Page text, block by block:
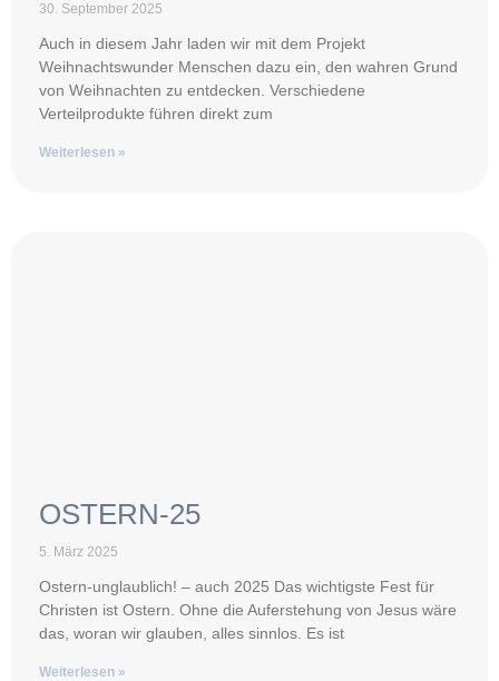
30. September 2025
Auch in diesem Jahr laden wir mit dem Projekt
Weihnachtswunder Menschen dazu ein, den wahren Grund
von Weihnachten zu entdecken. Verschiedene
Verteilprodukte führen direkt zum
Weiterlesen »
OSTERN-25
5. März 2025
Ostern-unglaublich! – auch 2025 Das wichtigste Fest für
Christen ist Ostern. Ohne die Auferstehung von Jesus wäre
das, woran wir glauben, alles sinnlos. Es ist
Weiterlesen »